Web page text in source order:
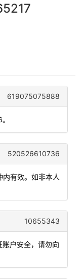
619075075888
520526610736
内有效。如非本人
10655343
账户安全，请勿向